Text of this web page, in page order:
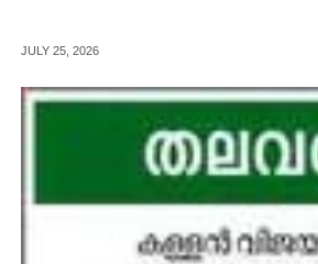
JULY 25, 2026